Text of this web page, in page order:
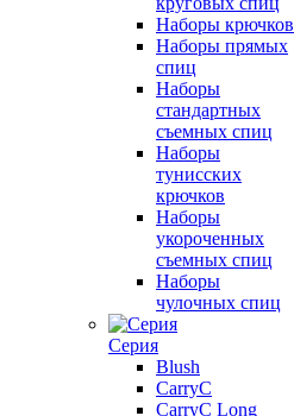
Наборы крючков
Наборы прямых
спиц
Наборы
стандартных
съемных спиц
Наборы
тунисских
крючков
Наборы
укороченных
съемных спиц
Наборы
чулочных спиц
Серия
Blush
CarryC
CarryC Long